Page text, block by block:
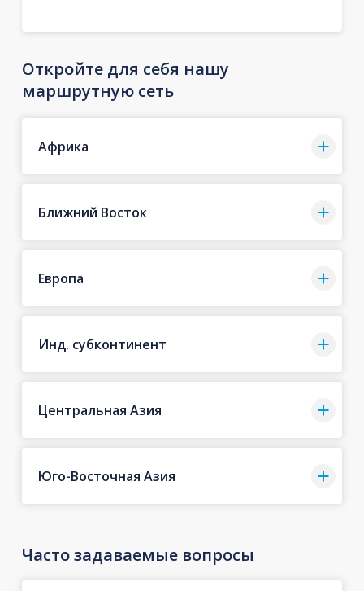
Откройте для себя нашу
маршрутную сеть
Африка
Ближний Восток
Европа
Инд. субконтинент
Центральная Азия
Юго-Восточная Азия
Часто задаваемые вопросы